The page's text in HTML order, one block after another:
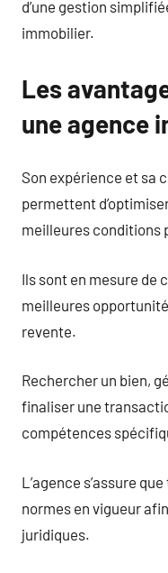
d’une gestion
immobilier.
Les
une agence
Son expérience et sa
permettent
meilleures conditions
Ils sont en mesure de
meilleures
revente.
Rechercher un bien,
finaliser une
compétences
L’agence s’assure
normes en vigueur
juridiques.